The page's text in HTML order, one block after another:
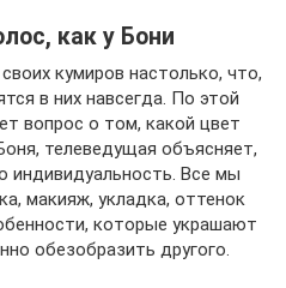
как у Бони
кумиров настолько, что,
в них навсегда. По этой
вопрос о том, какой цвет
телеведущая объясняет,
индивидуальность. Все мы
макияж, укладка, оттенок
которые украшают
обезобразить другого.